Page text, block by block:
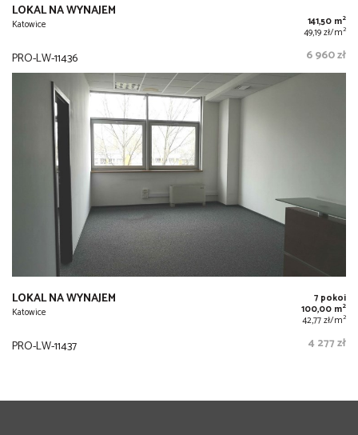
LOKAL NA WYNAJEM
Katowice 141,50 m2
49,19 zł/m2
PRO-LW-11436 6 960 zł
LOKAL NA WYNAJEM
Katowice
7 pokoi
100,00 m2
42,77 zł/m2
PRO-LW-11437 4 277 zł